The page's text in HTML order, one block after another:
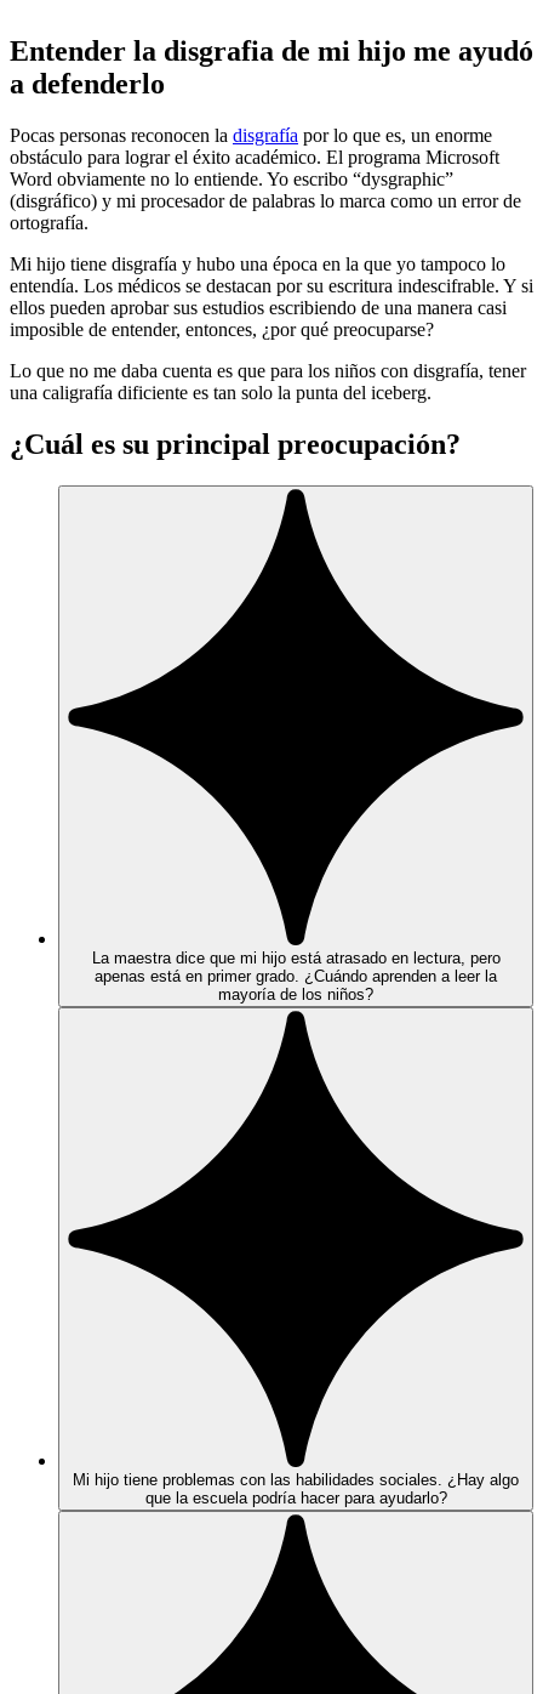
Entender la disgrafia de mi hijo me ayudó
a defenderlo
Pocas personas reconocen la disgrafía por lo que es, un enorme
obstáculo para lograr el éxito académico. El programa Microsoft
Word obviamente no lo entiende. Yo escribo “dysgraphic”
(disgráfico) y mi procesador de palabras lo marca como un error de
ortografía.
Mi hijo tiene disgrafía y hubo una época en la que yo tampoco lo
entendía. Los médicos se destacan por su escritura indescifrable. Y si
ellos pueden aprobar sus estudios escribiendo de una manera casi
imposible de entender, entonces, ¿por qué preocuparse?
Lo que no me daba cuenta es que para los niños con disgrafía, tener
una caligrafía dificiente es tan solo la punta del iceberg.
¿Cuál es su principal preocupación?
La maestra dice que mi hijo está atrasado en lectura, pero
apenas está en primer grado. ¿Cuándo aprenden a leer la
mayoría de los niños?
Mi hijo tiene problemas con las habilidades sociales. ¿Hay algo
que la escuela podría hacer para ayudarlo?